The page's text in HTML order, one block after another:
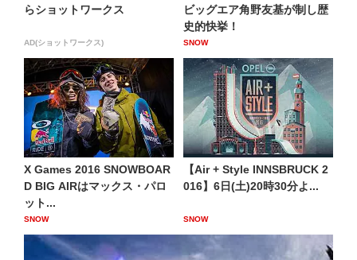
らショットワークス
AD(ショットワークス)
ビッグエア角野友基が制し歴
史的快挙！
SNOW
X Games 2016 SNOWBOAR
D BIG AIRはマックス・パロ
ット...
SNOW
【Air + Style INNSBRUCK 2
016】6日(土)20時30分よ...
SNOW